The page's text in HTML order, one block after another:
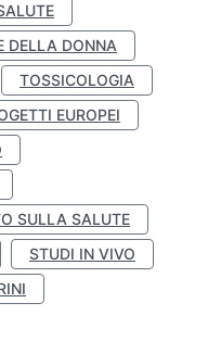
DELLA DONNA
TOSSICOLOGIA
EUROPEI
SULLA SALUTE
STUDI IN VIVO